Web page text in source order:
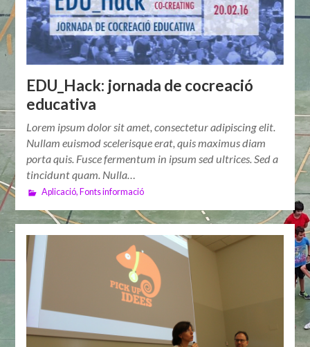
EDU_Hack: jornada de cocreació
educativa
Lorem ipsum dolor sit amet, consectetur adipiscing elit.
Nullam euismod scelerisque erat, quis maximus diam
porta quis. Fusce fermentum in ipsum sed ultrices. Sed a
tincidunt quam. Nulla…
Aplicació, Fonts informació